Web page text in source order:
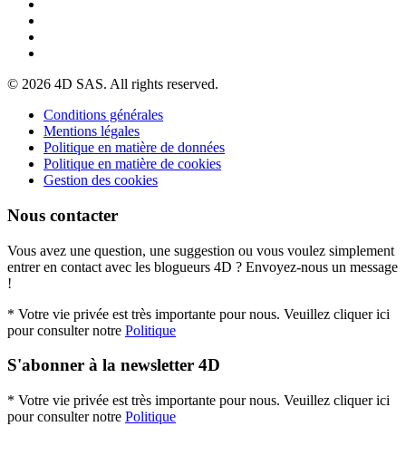
© 2026 4D SAS. All rights reserved.
Conditions générales
Mentions légales
Politique en matière de données
Politique en matière de cookies
Gestion des cookies
Nous contacter
Vous avez une question, une suggestion ou vous voulez simplement
entrer en contact avec les blogueurs 4D ? Envoyez-nous un message
!
* Votre vie privée est très importante pour nous. Veuillez cliquer ici
pour consulter notre Politique
S'abonner à la newsletter 4D
* Votre vie privée est très importante pour nous. Veuillez cliquer ici
pour consulter notre Politique